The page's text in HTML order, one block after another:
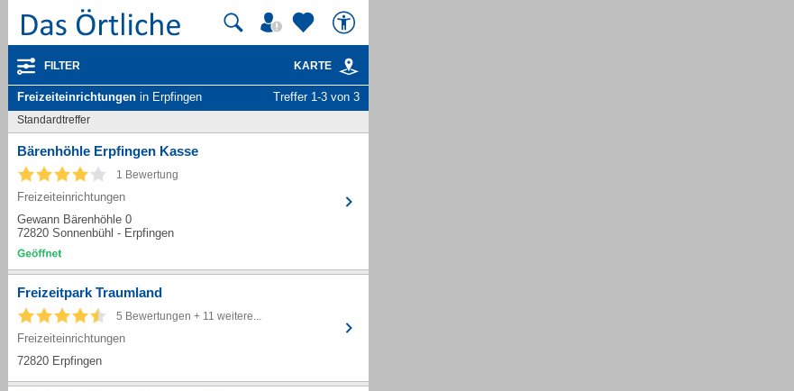
FILTER KARTE
Freizeiteinrichtungen in Erpfingen Treffer 1-3 von 3
Standardtreffer
Bärenhöhle Erpfingen Kasse
1 Bewertung
Freizeiteinrichtungen
Gewann Bärenhöhle 0
72820 Sonnenbühl - Erpfingen
Freizeitpark Traumland
5 Bewertungen + 11 weitere...
Freizeiteinrichtungen
72820 Erpfingen